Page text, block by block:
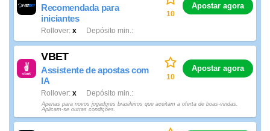
Recomendada para
iniciantes
x
Rollover Depósito min.
10
Apostar agora
VBET
Assistente de apostas com
IA
x
Rollover Depósito min.
10
Apostar agora
Apenas para novos jogadores brasileiros que aceitam a oferta de boas-vindas.
Aplicam-se outras condições.